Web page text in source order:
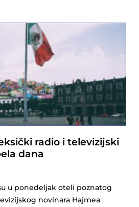
radio i televizijski
dana
u ponedeljak oteli poznatog
novinara Hajmea